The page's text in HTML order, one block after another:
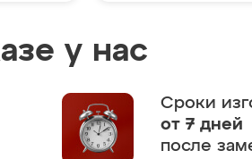
у нас
Сроки
от 7 дней
после